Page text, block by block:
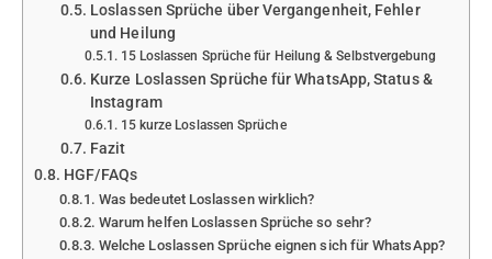
Loslassen Sprüche über Vergangenheit, Fehler
und Heilung
15 Loslassen Sprüche für Heilung & Selbstvergebung
Kurze Loslassen Sprüche für WhatsApp, Status &
Instagram
15 kurze Loslassen Sprüche
Fazit
HGF/FAQs
Was bedeutet Loslassen wirklich?
Warum helfen Loslassen Sprüche so sehr?
Welche Loslassen Sprüche eignen sich für WhatsApp?